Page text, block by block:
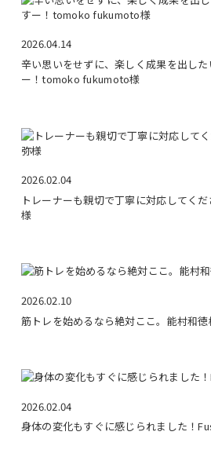
2026.04.14
辛い思いをせずに、楽しく成果を出し
ー！tomoko fukumoto様
2026.02.04
トレーナーも親切で丁寧に対応してく
様
2026.02.10
筋トレを始めるなら絶対ここ。能村和徳
2026.02.04
身体の変化もすぐに感じられました！